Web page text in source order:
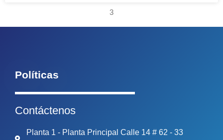
3
Políticas
Contáctenos
Planta 1 - Planta Principal Calle 14 # 62 - 33